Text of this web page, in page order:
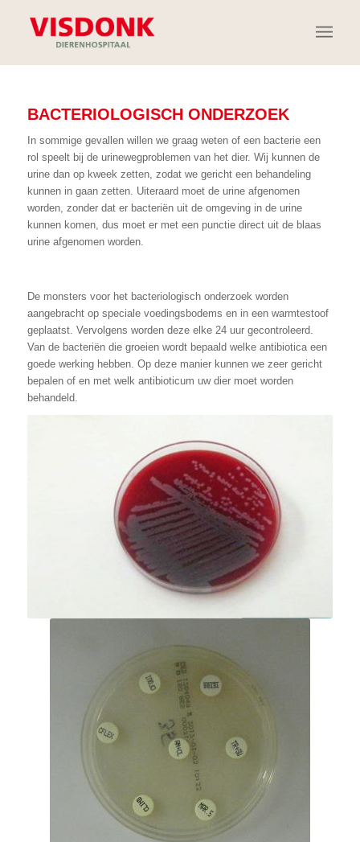
BACTERIOLOGISCH ONDERZOEK
In sommige gevallen willen we graag weten of een bacterie een
rol speelt bij de urinewegproblemen van het dier. Wij kunnen de
urine dan op kweek zetten, zodat we gericht een behandeling
kunnen in gaan zetten. Uiteraard moet de urine afgenomen
worden, zonder dat er bacteriën uit de omgeving in de urine
kunnen komen, dus moet er met een punctie direct uit de blaas
urine afgenomen worden.
De monsters voor het bacteriologisch onderzoek worden
aangebracht op speciale voedingsbodems en in een warmtestoof
geplaatst. Vervolgens worden deze elke 24 uur gecontroleerd.
Van de bacteriën die groeien wordt bepaald welke antibiotica een
goede werking hebben. Op deze manier kunnen we zeer gericht
bepalen of en met welk antibioticum uw dier moet worden
behandeld.